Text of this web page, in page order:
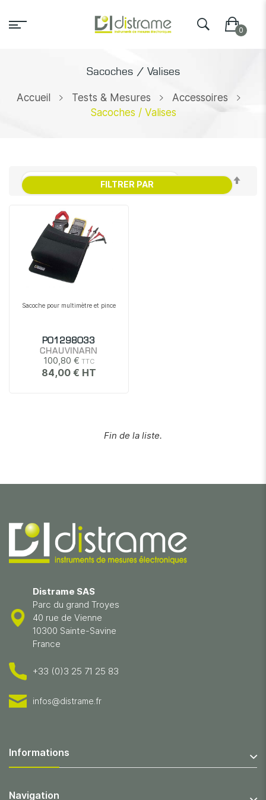
Sacoches / Valises
Accueil Tests & Mesures
Accessoires
Sacoches / Valises
Sacoche pour multimètre et pince
P01298033
CHAUVINARN
100,80 €
84,00 €
Fin de la liste.
FILTRER PAR
Distrame SAS
Parc du grand Troyes
40 rue de Vienne
10300 Sainte-Savine
France
+33 (0)3 25 71 25 83
infos@distrame.fr
Informations
Navigation